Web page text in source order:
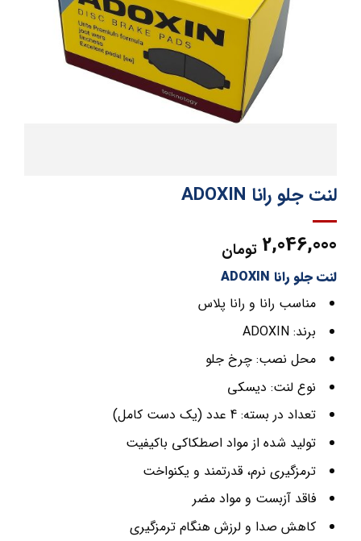
لنت جلو رانا ADOXIN
2,046,000 تومان
لنت جلو رانا ADOXIN
مناسب رانا و رانا پلاس
برند: ADOXIN
محل نصب: چرخ جلو
نوع لنت: دیسکی
تعداد در بسته: 4 عدد (یک دست کامل)
تولید شده از مواد اصطکاکی باکیفیت
ترمزگیری نرم، قدرتمند و یکنواخت
فاقد آزبست و مواد مضر
کاهش صدا و لرزش هنگام ترمزگیری